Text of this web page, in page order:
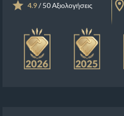
4.9/ 50 Αξιολογήσεις